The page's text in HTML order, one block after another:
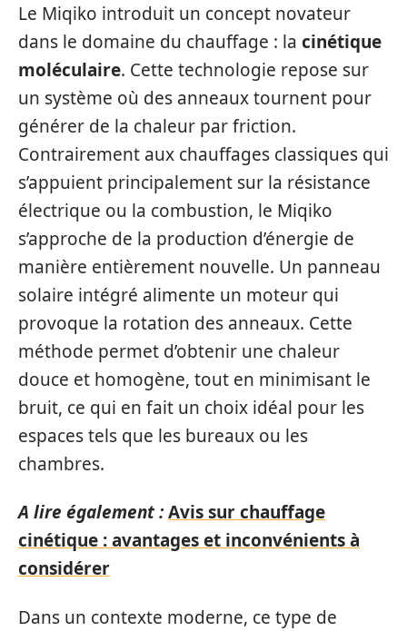
Le Miqiko introduit un concept novateur
dans le domaine du chauffage : la cinétique
moléculaire. Cette technologie repose sur
un système où des anneaux tournent pour
générer de la chaleur par friction.
Contrairement aux chauffages classiques qui
s’appuient principalement sur la résistance
électrique ou la combustion, le Miqiko
s’approche de la production d’énergie de
manière entièrement nouvelle. Un panneau
solaire intégré alimente un moteur qui
provoque la rotation des anneaux. Cette
méthode permet d’obtenir une chaleur
douce et homogène, tout en minimisant le
bruit, ce qui en fait un choix idéal pour les
espaces tels que les bureaux ou les
chambres.
A lire également :Avis sur chauffage
cinétique : avantages et inconvénients à
considérer
Dans un contexte moderne, ce type de